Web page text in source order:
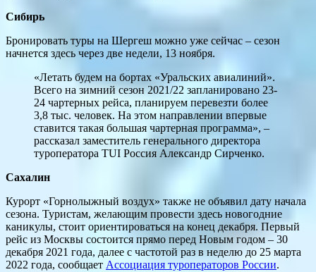
Сибирь
Бронировать туры на Шергеш можно уже сейчас – сезон
начнется здесь через две недели, 13 ноября.
«Летать будем на бортах «Уральских авиалиний».
Всего на зимний сезон 2021/22 запланировано 23-
24 чартерных рейса, планируем перевезти более
3,8 тыс. человек. На этом направлении впервые
ставится такая большая чартерная программа», –
рассказал заместитель генерального директора
туроператора TUI Россия Александр Сирченко.
Сахалин
Курорт «Горнолыжный воздух» также не объявил дату начала
сезона. Туристам, желающим провести здесь новогодние
каникулы, стоит ориентироваться на конец декабря. Первый
рейс из Москвы состоится прямо перед Новым годом – 30
декабря 2021 года, далее с частотой раз в неделю до 25 марта
2022 года, сообщает Ассоциация туроператоров России.